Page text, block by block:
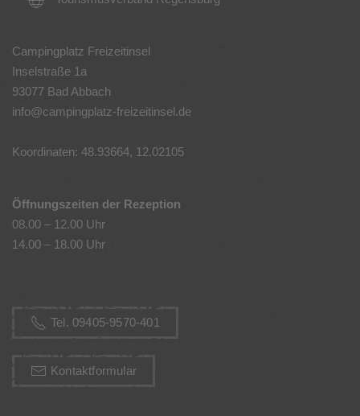
Campingplatz Freizeitinsel
Inselstraße 1a
93077 Bad Abbach
info@campingplatz-freizeitinsel.de
Koordinaten: 48.93664, 12.02105
Öffnungszeiten der Rezeption
08.00 – 12.00 Uhr
14.00 – 18.00 Uhr
Tel. 09405-9570-401
Kontaktformular